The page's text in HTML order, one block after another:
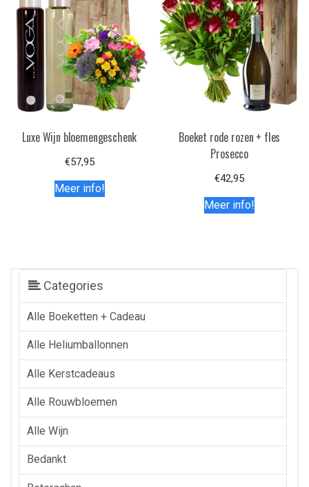
Luxe Wijn bloemengeschenk
€57,95
Meer info!
Boeket rode rozen + fles
Prosecco
€42,95
Meer info!
Categories
Alle Boeketten + Cadeau
Alle Heliumballonnen
Alle Kerstcadeaus
Alle Rouwbloemen
Alle Wijn
Bedankt